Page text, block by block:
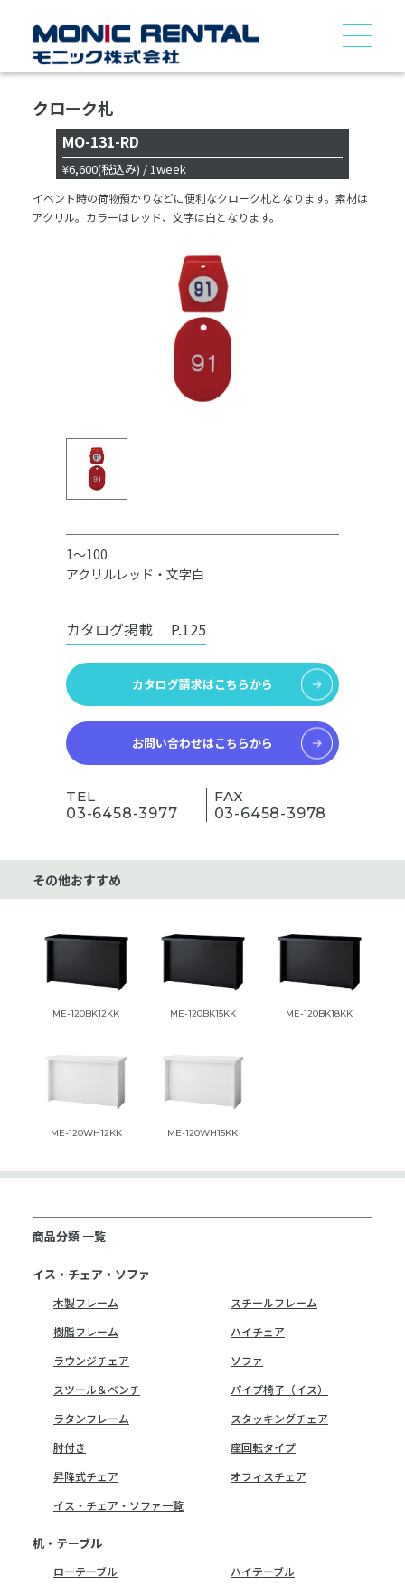
クローク札
MO-131-RD
¥6,600(税込み) / 1week
イベント時の荷物預かりなどに便利なクローク札となります。素材は
アクリル。カラーはレッド、文字は白となります。
1～100
アクリルレッド・文字白
カタログ掲載 P.125
カタログ請求はこちらから
お問い合わせはこちらから
TEL
03-6458-3977
FAX
03-6458-3978
その他おすすめ
ME-120BK12KK ME-120BK15KK ME-120BK18KK
ME-120WH12KK ME-120WH15KK
商品分類 一覧
イス・チェア・ソファ
木製フレーム
スチールフレーム
樹脂フレーム
ハイチェア
ラウンジチェア
ソファ
スツール＆ベンチ
パイプ椅子（イス）
ラタンフレーム
スタッキングチェア
肘付き
座回転タイプ
昇降式チェア
オフィスチェア
イス・チェア・ソファ一覧
机・テーブル
ローテーブル
ハイテーブル